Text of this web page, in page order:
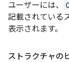
ユーザーには、
記載されている
表示されます。
ストラクチャの